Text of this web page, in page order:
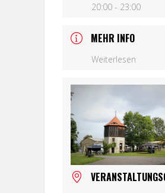
20:00 - 23:00
MEHR INFO
Weiterlesen